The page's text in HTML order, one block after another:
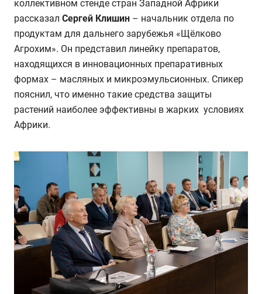
коллективном стенде стран Западной Африки
рассказал Сергей Клишин – начальник отдела по
продуктам для дальнего зарубежья «Щёлково
Агрохим». Он представил линейку препаратов,
находящихся в инновационных препаративных
формах – масляных и микроэмульсионных. Спикер
пояснил, что именно такие средства защиты
растений наиболее эффективны в жарких условиях
Африки.